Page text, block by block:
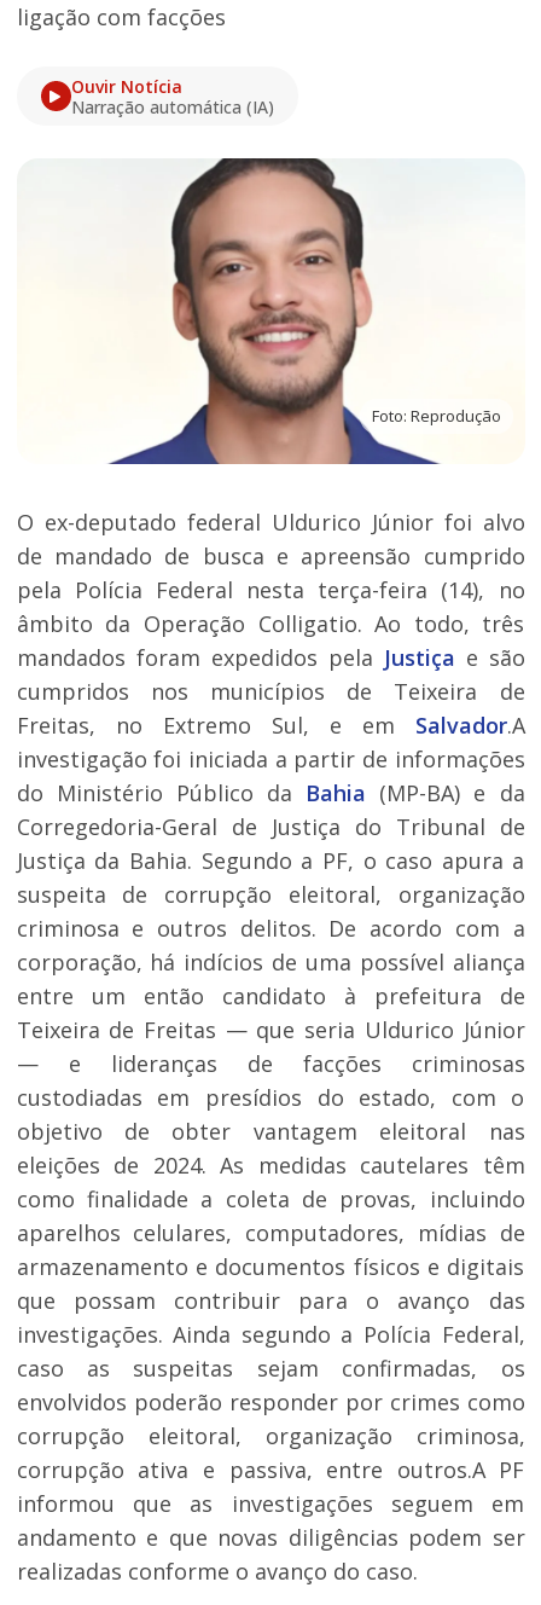
ligação com facções
Ouvir Notícia
Narração automática (IA)
Foto: Reprodução
O ex-deputado federal Uldurico Júnior foi alvo
de mandado de busca e apreensão cumprido
pela Polícia Federal nesta terça-feira (14), no
âmbito da Operação Colligatio. Ao todo, três
mandados foram expedidos pela Justiça e são
cumpridos nos municípios de Teixeira de
Freitas, no Extremo Sul, e em Salvador.A
investigação foi iniciada a partir de informações
do Ministério Público da Bahia (MP-BA) e da
Corregedoria-Geral de Justiça do Tribunal de
Justiça da Bahia. Segundo a PF, o caso apura a
suspeita de corrupção eleitoral, organização
criminosa e outros delitos. De acordo com a
corporação, há indícios de uma possível aliança
entre um então candidato à prefeitura de
Teixeira de Freitas — que seria Uldurico Júnior
— e lideranças de facções criminosas
custodiadas em presídios do estado, com o
objetivo de obter vantagem eleitoral nas
eleições de 2024. As medidas cautelares têm
como finalidade a coleta de provas, incluindo
aparelhos celulares, computadores, mídias de
armazenamento e documentos físicos e digitais
que possam contribuir para o avanço das
investigações. Ainda segundo a Polícia Federal,
caso as suspeitas sejam confirmadas, os
envolvidos poderão responder por crimes como
corrupção eleitoral, organização criminosa,
corrupção ativa e passiva, entre outros.A PF
informou que as investigações seguem em
andamento e que novas diligências podem ser
realizadas conforme o avanço do caso.